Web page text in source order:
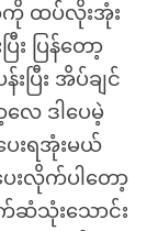
ထပ်လိုးအုံး
း ပြန်တော့
ြီး အိပ်ချင်
ေ ဒါပေမဲ့
းရအုံးမယ်
းလိုက်ပါတော့
ဆံသုံးသောင်း